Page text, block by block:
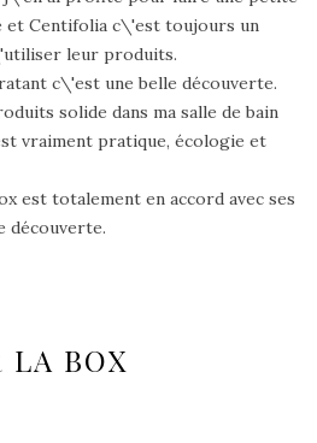
et Centifolia c\'est toujours un
leur produits.
c\'est une belle découverte.
solide dans ma salle de bain
vraiment pratique, écologie et
est totalement en accord avec ses
découverte.
LA BOX